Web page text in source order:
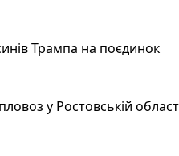
Трампа на поєдинок
у Ростовській